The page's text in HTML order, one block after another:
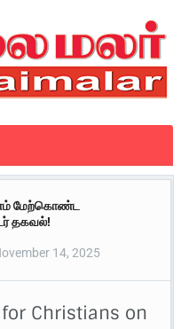
மேற்கொண்ட
தகவல்!
14, 2025
Christians on